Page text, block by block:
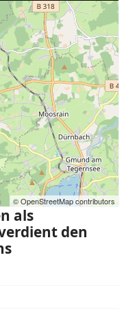
© OpenStreetMap contributors
als
den